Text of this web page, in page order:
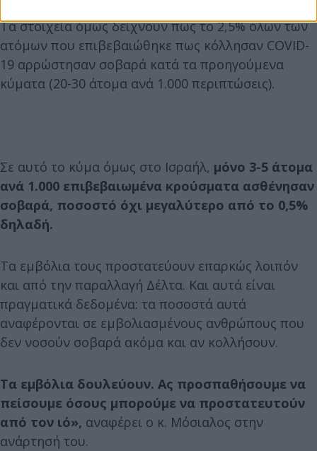
Τα στοιχεία όμως δείχνουν πως το 2,5% όλων των
ατόμων που επιβεβαιώθηκε πως κόλλησαν COVID-
19 αρρώστησαν σοβαρά κατά τα προηγούμενα
κύματα (20-30 άτομα ανά 1.000 περιπτώσεις).
Σε αυτό το κύμα όμως στο Ισραήλ, μόνο 3-5 άτομα
ανά 1.000 επιβεβαιωμένα κρούσματα ασθένησαν
σοβαρά, ποσοστό όχι μεγαλύτερο από το 0,5%
δηλαδή.
Τα εμβόλια τους προστατεύουν επαρκώς λοιπόν
και από την παραλλαγή Δέλτα. Και αυτά είναι
πραγματικά δεδομένα: τα ποσοστά αυτά
αναφέρονται σε εμβολιασμένους ανθρώπους που
δεν νοσούν σοβαρά ακόμα και αν κολλήσουν.
Τα εμβόλια δουλεύουν. Ας προσπαθήσουμε να
πείσουμε όσους μπορούμε να προστατευτούν
από τον ιό», αναφέρει ο κ. Μόσιαλος στην
ανάρτησή του.